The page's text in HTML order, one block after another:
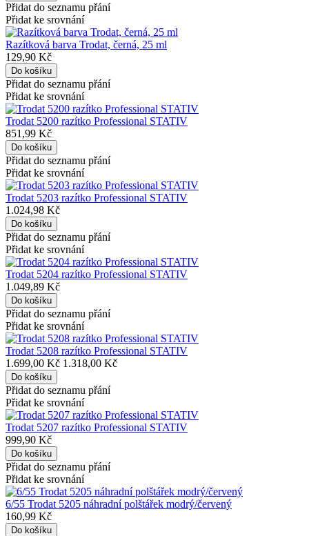
Přidat do seznamu přání
Přidat ke srovnání
Razítková barva Trodat, černá, 25 ml
129,90 Kč
Přidat do seznamu přání
Přidat ke srovnání
Trodat 5200 razítko Professional STATIV
851,99 Kč
Přidat do seznamu přání
Přidat ke srovnání
Trodat 5203 razítko Professional STATIV
1.024,98 Kč
Přidat do seznamu přání
Přidat ke srovnání
Trodat 5204 razítko Professional STATIV
1.049,89 Kč
Přidat do seznamu přání
Přidat ke srovnání
Trodat 5208 razítko Professional STATIV
1.699,00 Kč 1.318,00 Kč
Přidat do seznamu přání
Přidat ke srovnání
Trodat 5207 razítko Professional STATIV
999,90 Kč
Přidat do seznamu přání
Přidat ke srovnání
6/55 Trodat 5205 náhradní polštářek modrý/červený
160,99 Kč